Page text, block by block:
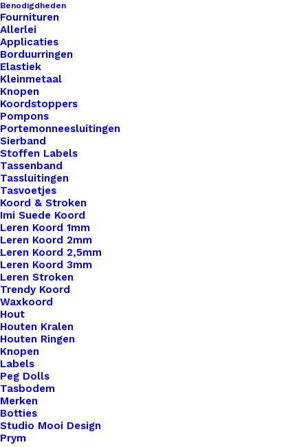
Benodigdheden
Fournituren
Allerlei
Applicaties
Borduurringen
Elastiek
Kleinmetaal
Knopen
Koordstoppers
Pompons
Portemonneesluitingen
Sierband
Stoffen Labels
Tassenband
Tassluitingen
Tasvoetjes
Koord & Stroken
Imi Suede Koord
Leren Koord 1mm
Leren Koord 2mm
Leren Koord 2,5mm
Leren Koord 3mm
Leren Stroken
Trendy Koord
Waxkoord
Hout
Houten Kralen
Houten Ringen
Knopen
Labels
Peg Dolls
Tasbodem
Merken
Botties
Studio Mooi Design
Prym
Cahlista Primrose (522)
€2,35